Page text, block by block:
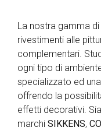
La nostra gamma
rivestimenti alle
complementari.
ogni tipo di
specializzato ed
offrendo la
effetti decorativi.
marchi SIKKENS,